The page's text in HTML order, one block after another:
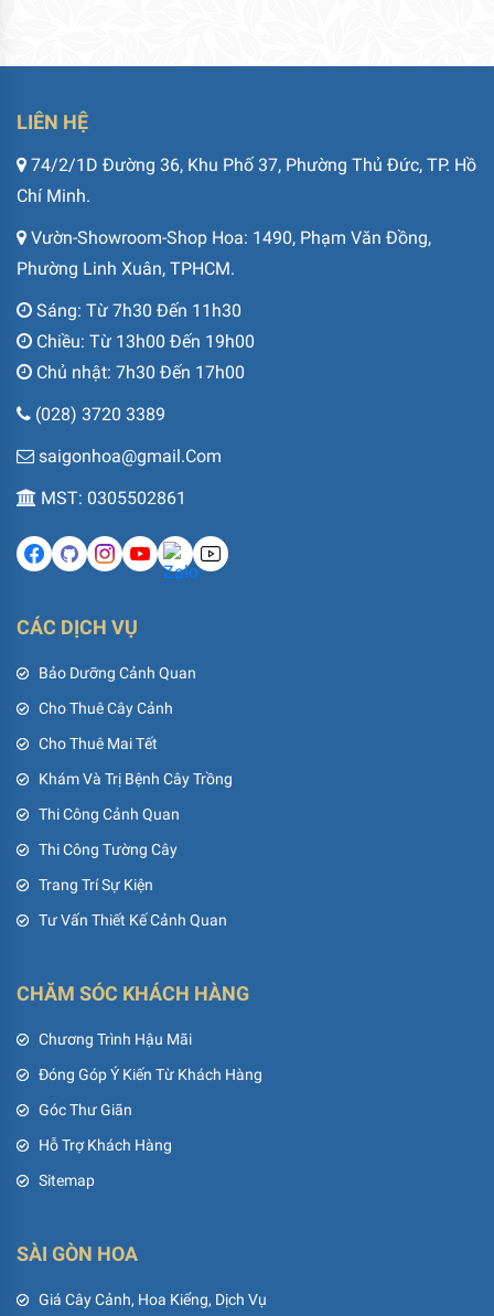
LIÊN HỆ
74/2/1D Đường 36, Khu Phố 37, Phường Thủ Đức, TP. Hồ
Chí Minh.
Vườn-Showroom-Shop Hoa: 1490, Phạm Văn Đồng,
Phường Linh Xuân, TPHCM.
Sáng: Từ 7h30 Đến 11h30
Chiều: Từ 13h00 Đến 19h00
Chủ nhật: 7h30 Đến 17h00
(028) 3720 3389
saigonhoa@gmail.Com
MST: 0305502861
CÁC DỊCH VỤ
Bảo Dưỡng Cảnh Quan
Cho Thuê Cây Cảnh
Cho Thuê Mai Tết
Khám Và Trị Bệnh Cây Trồng
Thi Công Cảnh Quan
Thi Công Tường Cây
Trang Trí Sự Kiện
Tư Vấn Thiết Kế Cảnh Quan
CHĂM SÓC KHÁCH HÀNG
Chương Trình Hậu Mãi
Đóng Góp Ý Kiến Từ Khách Hàng
Góc Thư Giãn
Hỗ Trợ Khách Hàng
Sitemap
SÀI GÒN HOA
Giá Cây Cảnh, Hoa Kiểng, Dịch Vụ